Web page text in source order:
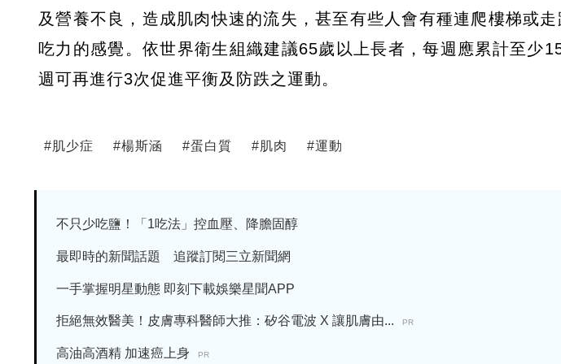
及營養不良，造成肌肉快速的流失，甚至有些人會有種連爬樓梯或
吃力的感覺。依世界衛生組織建議65歲以上長者，每週應累計至少
週可再進行3次促進平衡及防跌之運動。
# 肌少症 #楊斯涵 #蛋白質 # 肌肉 #運動
不只少吃鹽！「1吃法」控血壓、降膽固醇
最即時的新聞話題 追蹤訂閱三立新聞網
一手掌握明星動態 即刻下載娛樂星聞APP
拒絕無效醫美！皮膚專科醫師大推：矽谷電波 X 讓肌膚由... PR
高油高酒精 加速癌上身 PR